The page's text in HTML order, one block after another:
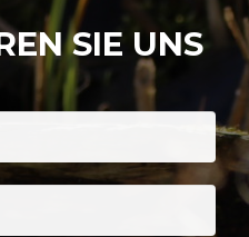
SIE UNS